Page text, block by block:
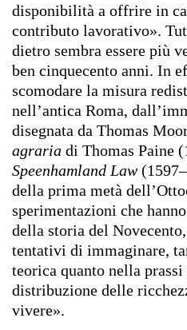
disponibilità a offrire in
contributo lavorativo».
dietro sembra essere più
ben cinquecento anni. In
scomodare la misura
nell’antica Roma,
disegnata da Thomas
agraria di Thomas Paine
Speenhamland Law
della prima metà
sperimentazioni che
della storia del
tentativi di immaginare,
teorica quanto nella
distribuzione delle
vivere».